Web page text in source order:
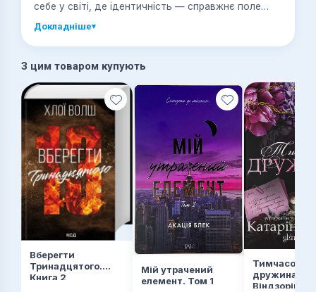
себе у світі, де ідентичність — справжнє поле
бою. Лейла — бунтарка, яка так і не змогла
сидить поруч — на задньому сидінні, мовчазне й
нещадне. «Упіймати кролика» — роман не про
втечу, а про повернення туди, де болить
найбільше. Це глибоке дослідження психологічних
травм, які залишаються після війни, навіть коли
зброя вже давно заіржавіла.
Докладніше▾
З цим товаром купують
Вберегти
Тринадцятого.
Книга 2
Мій утрачений
елемент. Том 1
Тимчасова
дружина.
Віндзорів.